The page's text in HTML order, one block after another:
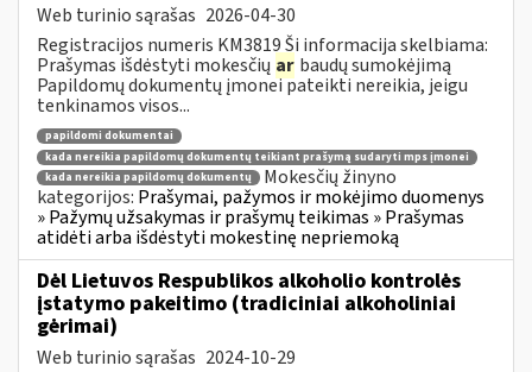
Web turinio sąrašas 2026-04-30
Registracijos numeris KM3819 Ši informacija skelbiama:
Prašymas išdėstyti mokesčių ar baudų sumokėjimą
Papildomų dokumentų įmonei pateikti nereikia, jeigu
tenkinamos visos...
papildomi dokumentai
kada nereikia papildomų dokumentų teikiant prašymą sudaryti mps įmonei
kada nereikia papildomų dokumentų
Mokesčių žinyno
kategorijos: Prašymai, pažymos ir mokėjimo duomenys
» Pažymų užsakymas ir prašymų teikimas » Prašymas
atidėti arba išdėstyti mokestinę nepriemoką
Dėl Lietuvos Respublikos alkoholio kontrolės
įstatymo pakeitimo (tradiciniai alkoholiniai
gėrimai)
Web turinio sąrašas 2024-10-29